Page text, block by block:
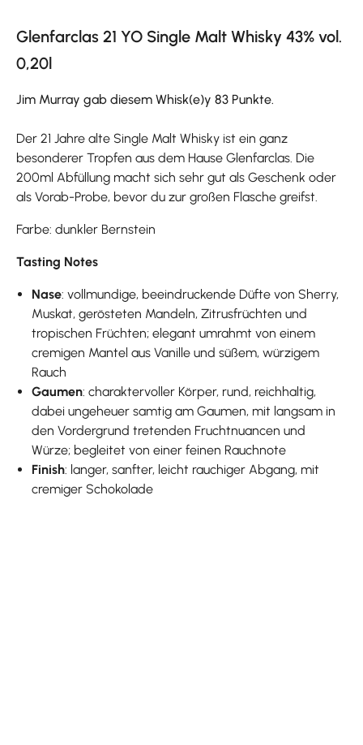
Glenfarclas 21 YO Single Malt Whisky 43% vol.
0,20l
Jim Murray gab diesem Whisk(e)y 83 Punkte.
Der 21 Jahre alte Single Malt Whisky ist ein ganz
besonderer Tropfen aus dem Hause Glenfarclas. Die
200ml Abfüllung macht sich sehr gut als Geschenk oder
als Vorab-Probe, bevor du zur großen Flasche greifst.
Farbe: dunkler Bernstein
Tasting Notes
Nase: vollmundige, beeindruckende Düfte von Sherry,
Muskat, gerösteten Mandeln, Zitrusfrüchten und
tropischen Früchten; elegant umrahmt von einem
cremigen Mantel aus Vanille und süßem, würzigem
Rauch
Gaumen: charaktervoller Körper, rund, reichhaltig,
dabei ungeheuer samtig am Gaumen, mit langsam in
den Vordergrund tretenden Fruchtnuancen und
Würze; begleitet von einer feinen Rauchnote
Finish: langer, sanfter, leicht rauchiger Abgang, mit
cremiger Schokolade